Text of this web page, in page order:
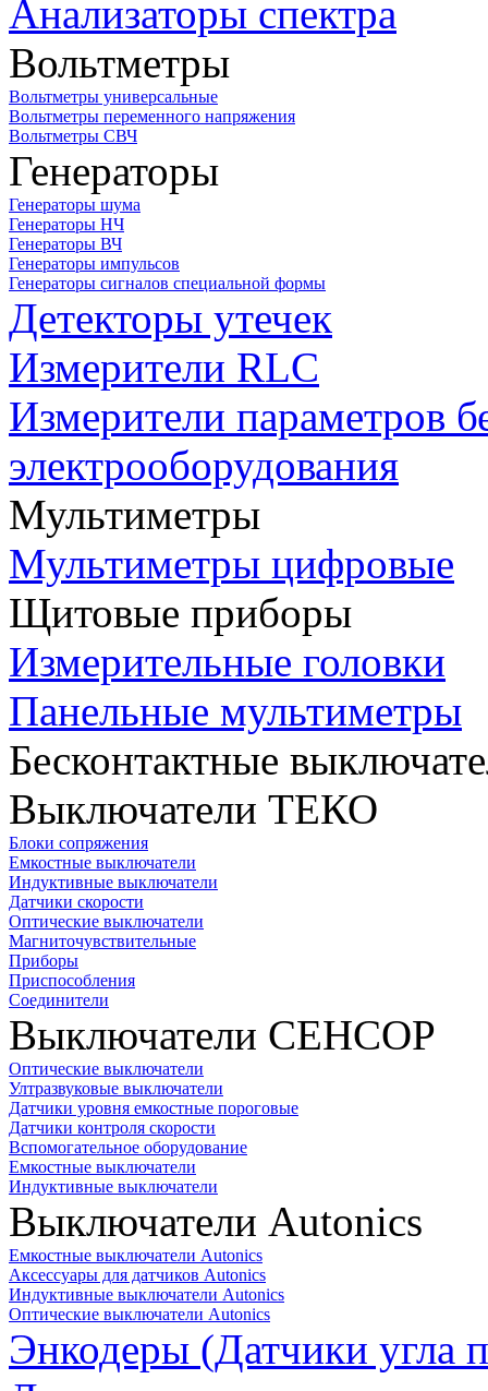
Анализаторы спектра
Вольтметры
Вольтметры универсальные
Вольтметры переменного напряжения
Вольтметры СВЧ
Генераторы
Генераторы шума
Генераторы НЧ
Генераторы ВЧ
Генераторы импульсов
Генераторы сигналов специальной формы
Детекторы утечек
Измерители RLC
Измерители параметров
электрооборудования
Мультиметры
Мультиметры цифровые
Щитовые приборы
Измерительные головки
Панельные мультиметры
Бесконтактные
Выключатели ТЕКО
Блоки сопряжения
Емкостные выключатели
Индуктивные выключатели
Датчики скорости
Оптические выключатели
Магниточувствительные
Приборы
Приспособления
Соединители
Выключатели СЕНСОР
Оптические выключатели
Ултразвуковые выключатели
Датчики уровня емкостные пороговые
Датчики контроля скорости
Вспомогательное оборудование
Емкостные выключатели
Индуктивные выключатели
Выключатели Autonics
Емкостные выключатели Autonics
Аксессуары для датчиков Autonics
Индуктивные выключатели Autonics
Оптические выключатели Autonics
Энкодеры (Датчики угла